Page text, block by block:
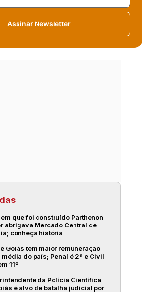
Assinar Newsletter
em que foi construído Parthenon
abrigava Mercado Central de
conheça história
Goiás tem maior remuneração
média do país; Penal é 2ª e Civil
11º
da Polícia Científica
é alvo de batalha judicial por